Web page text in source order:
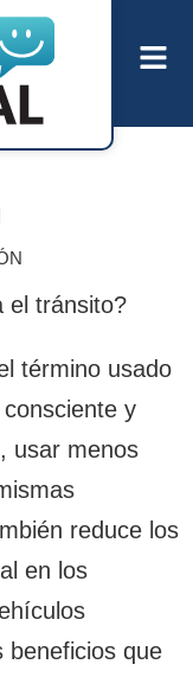
el tránsito?
término usado
y
usar menos
reduce los
en los
beneficios que